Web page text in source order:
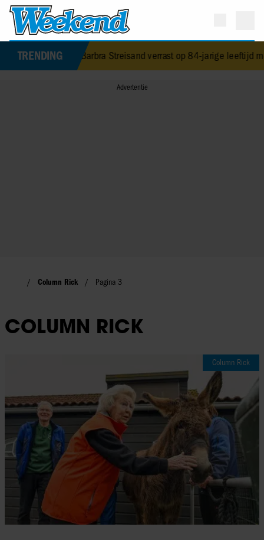
TRENDING
• Barbra Streisand verrast op 84-jarige leeftijd met
Column Rick Pagina 3
COLUMN RICK
Column Rick